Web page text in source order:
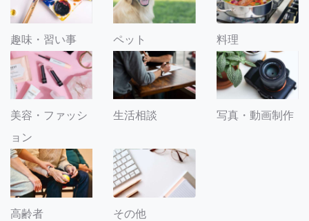
趣味・習い事 ペット 料理
美容・ファッシ
ョン
生活相談 写真・動画制作
高齢者 その他